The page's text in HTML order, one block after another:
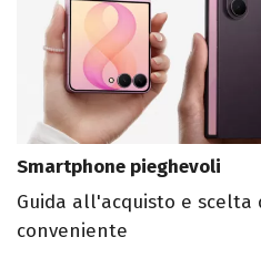
Smartphone pieghevoli
Guida all'acquisto e
conveniente